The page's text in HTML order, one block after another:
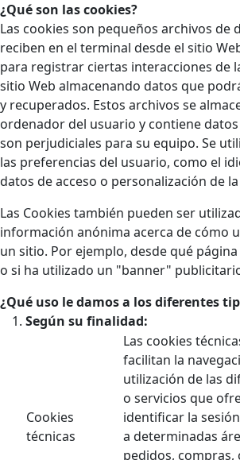
¿Qué son las cookies?
Las cookies son pequeños archivos de
reciben en el terminal desde el sitio
para registrar ciertas interacciones de
sitio Web almacenando datos que
y recuperados. Estos archivos se
ordenador del usuario y contiene
son perjudiciales para su equipo. Se
las preferencias del usuario, como el
datos de acceso o personalización de
Las Cookies también pueden ser
información anónima acerca de cómo
un sitio. Por ejemplo, desde qué
o si ha utilizado un "banner"
¿Qué uso le damos a los diferentes
Según su finalidad:
Cookies
técnicas
Las cookies
facilitan la
utilización de las
o servicios que
identificar la
a determinadas
pedidos,